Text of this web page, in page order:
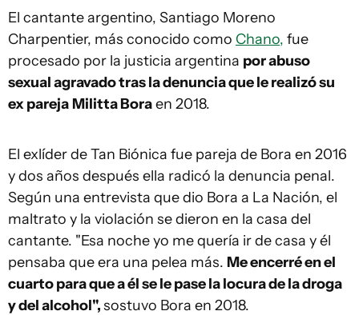
El cantante argentino, Santiago Moreno
Charpentier, más conocido como Chano, fue
procesado por la justicia argentina por abuso
sexual agravado tras la denuncia que le realizó su
ex pareja Militta Boraen 2018.
El exlíder de Tan Biónica fue pareja de Bora en 2016
y dos años después ella radicó la denuncia penal.
Según una entrevista que dio Bora a La Nación, el
maltrato y la violación se dieron en la casa del
cantante. "Esa noche yo me quería ir de casa y él
pensaba que era una pelea más. Me encerré en el
cuarto para que a él se le pase la locura de la droga
y del alcohol",sostuvo Bora en 2018.